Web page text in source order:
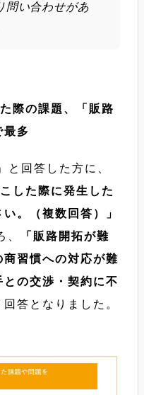
問い合わせがあ
際の課題、「販路
最多
回答した方に、
した際に発生した
。（複数回答）」
、
「販路開拓が難
習慣への対応が難
の交渉・契約に不
回答となりました。